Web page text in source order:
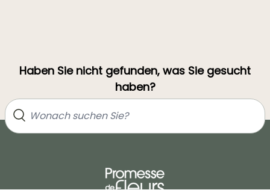
Haben Sie nicht gefunden, was Sie gesucht
haben?